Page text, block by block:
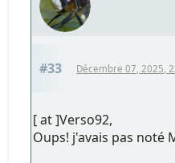
#33 Décembre 07, 2025,
[ at ]Verso92,
Oups! j'avais pas noté